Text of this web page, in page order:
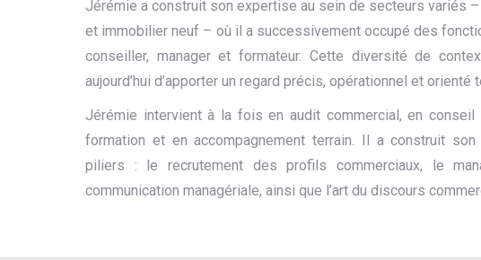
Jérémie a construit son expertise au sein de secteurs variés –
et immobilier neuf – où il a successivement occupé des
conseiller, manager et formateur. Cette diversité de
aujourd’hui d’apporter un regard précis, opérationnel et orienté
Jérémie intervient à la fois en audit commercial, en conseil
formation et en accompagnement terrain. Il a construit
piliers : le recrutement des profils commerciaux, le
communication managériale, ainsi que l’art du discours